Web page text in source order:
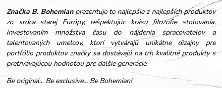
Značka B. Bohemianprezentuje to najlepšie z najlepších produktov
zo srdca starej Európy, rešpektujúc krásu filozofie stolovania.
Investovaním množstva času do nájdenia spracovateľov a
talentovaných umelcov, ktorí vytvárajú unikátne dizajny pre
portfólio produktov značky sa dostávajú na trh kvalitné produkty s
pretrvávajúcou hodnotou pre ďalšie generácie.
Be original... Be exclusive... Be Bohemian!